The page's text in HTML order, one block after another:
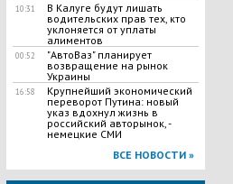
10:31
В Калуге будут лишать
водительских прав тех, кто
уклоняется от уплаты
алиментов
00:52
"АвтоВаз" планирует
возвращение на рынок
Украины
16:58
Крупнейший экономический
переворот Путина: новый
указ вдохнул жизнь в
российский авторынок, -
немецкие СМИ
ВСЕ НОВОСТИ »